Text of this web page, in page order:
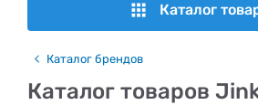
Каталог
Каталог брендов
Каталог товаров